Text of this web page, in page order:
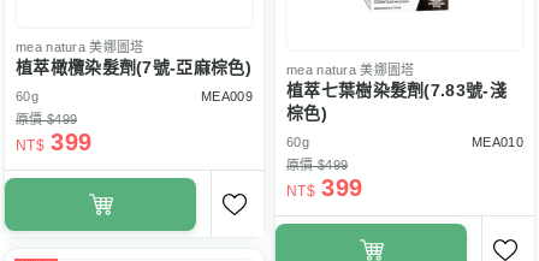
mea natura 美娜圖塔
植萃橄欖染髮劑(7號-亞麻棕色)
60g
MEA009
原價 $499
NT$ 399
mea natura 美娜圖塔
植萃七葉樹染髮劑(7.83號-淺
棕色)
60g
MEA010
原價 $499
NT$ 399